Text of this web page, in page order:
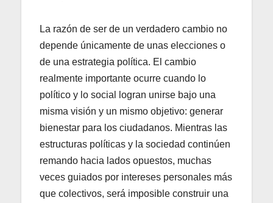
La razón de ser de un verdadero cambio no
depende únicamente de unas elecciones o
de una estrategia política. El cambio
realmente importante ocurre cuando lo
político y lo social logran unirse bajo una
misma visión y un mismo objetivo: generar
bienestar para los ciudadanos. Mientras las
estructuras políticas y la sociedad continúen
remando hacia lados opuestos, muchas
veces guiados por intereses personales más
que colectivos, será imposible construir una